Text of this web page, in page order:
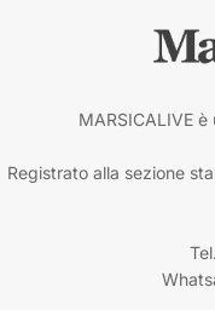
MARSICALIVE
Registrato alla sezione